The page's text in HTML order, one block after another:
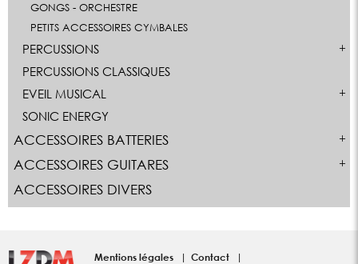
GONGS - ORCHESTRE
PETITS ACCESSOIRES CYMBALES
PERCUSSIONS
PERCUSSIONS CLASSIQUES
EVEIL MUSICAL
SONIC ENERGY
ACCESSOIRES BATTERIES
ACCESSOIRES GUITARES
ACCESSOIRES DIVERS
Mentions légales Contact